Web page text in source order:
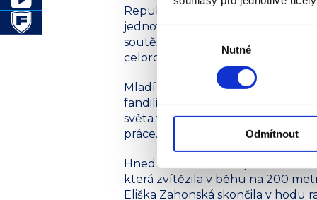
souhlasu
Nutné
Odmítnout
Republikovou konkurenci okusili
jednotlivých kvalifikačních
soutěže, které je součástí
celoroční píli, vytrvalost a
Mladí sportovci mohli zažít
fandili například olympijský vítěz
světa v hodu oštěpem Anderson
práce.
Hned tři břeclavští reprezentanti
která zvítězila v běhu na 200
Eliška Zahonská skončila v hodu